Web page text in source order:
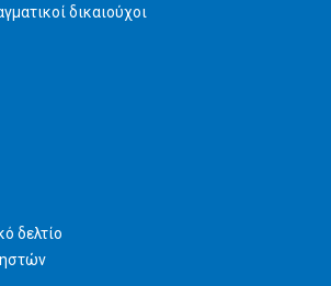
δικαιούχοι
δελτίο